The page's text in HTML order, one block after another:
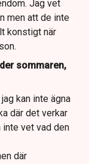
Jag vet
men att de inte
konstigt när
sommaren,
kan inte ägna
där det verkar
inte vet vad den
där